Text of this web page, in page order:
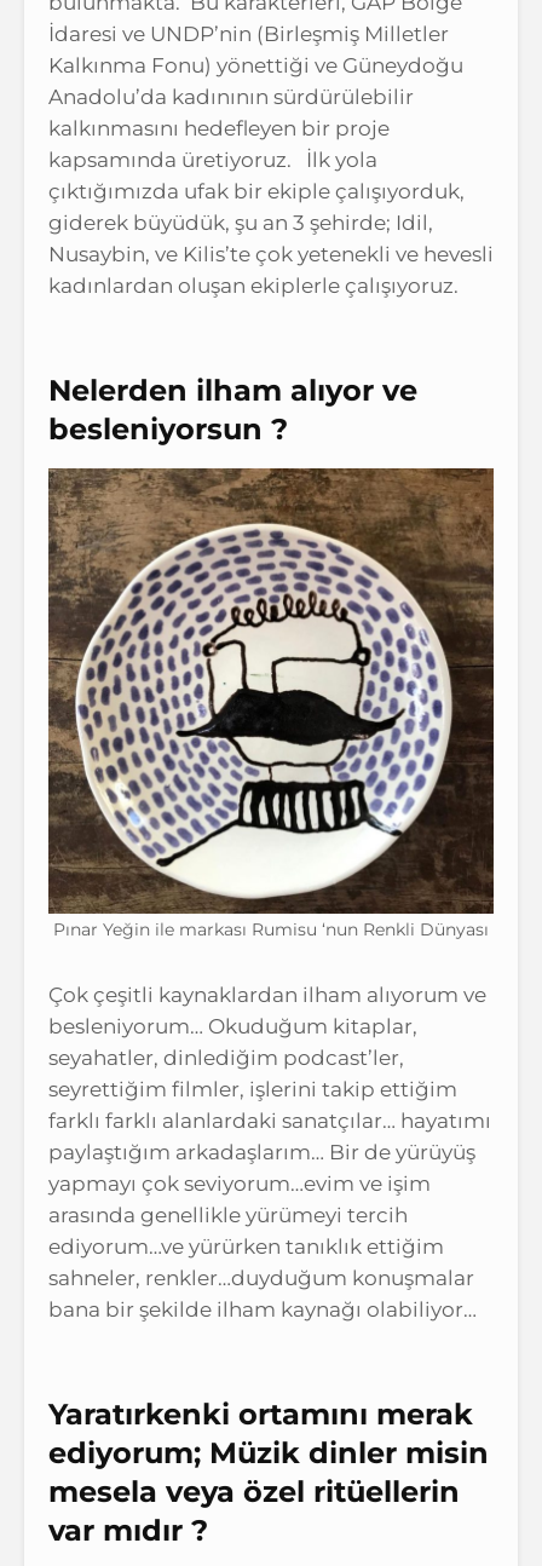
İdaresi ve UNDP’nin (Birleşmiş Milletler
Kalkınma Fonu) yönettiği ve Güneydoğu
Anadolu’da kadınının sürdürülebilir
kalkınmasını hedefleyen bir proje
kapsamında üretiyoruz. İlk yola
çıktığımızda ufak bir ekiple çalışıyorduk,
giderek büyüdük, şu an 3 şehirde; Idil,
Nusaybin, ve Kilis’te çok yetenekli ve hevesli
kadınlardan oluşan ekiplerle çalışıyoruz.
Nelerden ilham alıyor ve
besleniyorsun ?
Pınar Yeğin ile markası Rumisu ‘nun Renkli Dünyası
Çok çeşitli kaynaklardan ilham alıyorum ve
besleniyorum… Okuduğum kitaplar,
seyahatler, dinlediğim podcast’ler,
seyrettiğim filmler, işlerini takip ettiğim
farklı farklı alanlardaki sanatçılar… hayatımı
paylaştığım arkadaşlarım… Bir de yürüyüş
yapmayı çok seviyorum…evim ve işim
arasında genellikle yürümeyi tercih
ediyorum…ve yürürken tanıklık ettiğim
sahneler, renkler…duyduğum konuşmalar
bana bir şekilde ilham kaynağı olabiliyor…
Yaratırkenki ortamını merak
ediyorum; Müzik dinler misin
mesela veya özel ritüellerin
var mıdır ?